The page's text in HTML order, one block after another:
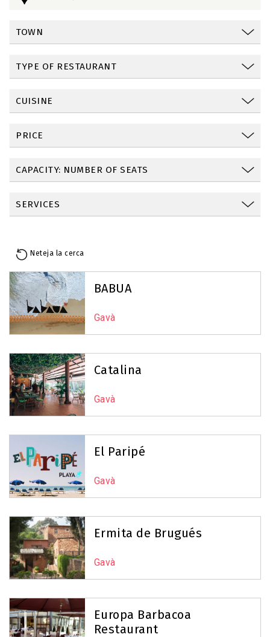
Neteja la cerca
+
−
BABUA
Gavà
Catalina
Gavà
El Paripé
Gavà
Ermita de Brugués
Gavà
Europa Barbacoa
Restaurant
TOWN
TYPE OF RESTAURANT
CUISINE
PRICE
CAPACITY: NUMBER OF SEATS
SERVICES